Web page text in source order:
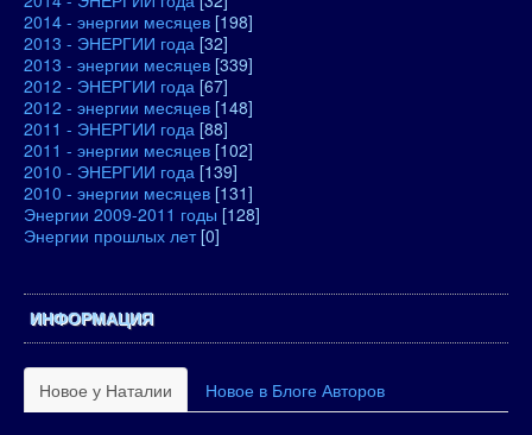
2014 - энергии месяцев [198]
2013 - ЭНЕРГИИ года [32]
2013 - энергии месяцев [339]
2012 - ЭНЕРГИИ года [67]
2012 - энергии месяцев [148]
2011 - ЭНЕРГИИ года [88]
2011 - энергии месяцев [102]
2010 - ЭНЕРГИИ года [139]
2010 - энергии месяцев [131]
Энергии 2009-2011 годы [128]
Энергии прошлых лет [0]
ИНФОРМАЦИЯ
Новое у Наталии Новое в Блоге Авторов